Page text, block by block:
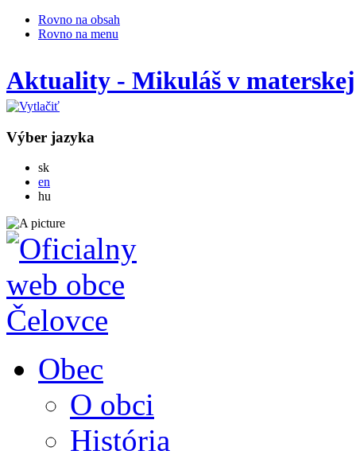
Rovno na obsah
Rovno na menu
Aktuality - Mikuláš v
Výber jazyka
skSlovensky
en
hu
Obec
O obci
História